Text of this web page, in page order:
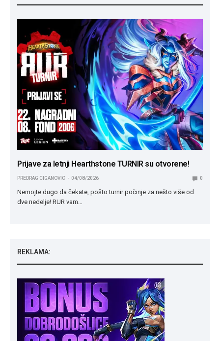
Prijave za letnji Hearthstone TURNIR su otvorene!
PREDRAG CIGANOVIC 04/08/2026 0
Nemojte dugo da čekate, pošto turnir počinje za nešto više od
dve nedelje! RUR vam…
REKLAMA: